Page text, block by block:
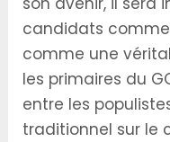
candidats
comme une
les primaires du
entre les
traditionnel sur le